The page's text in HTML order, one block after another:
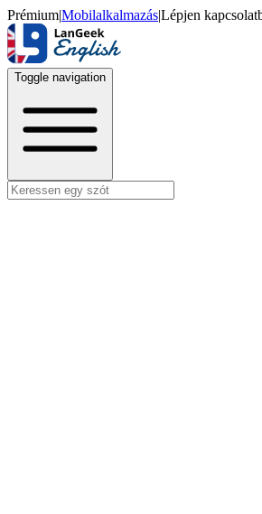
Prémium|Mobilalkalmazás|Lépjen
Toggle navigation